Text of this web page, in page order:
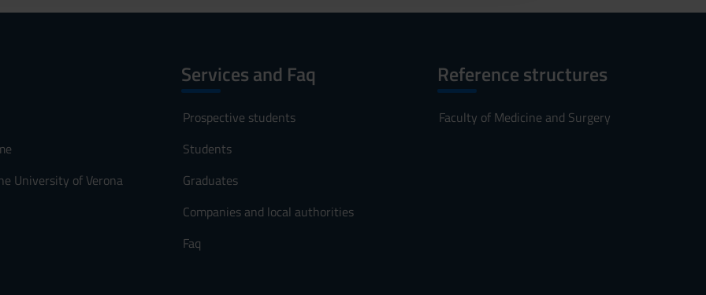
University of Verona
Services and Faq
Prospective students
Students
Graduates
Companies and local authorities
Faq
Reference structures
Faculty of Medicine and Surgery